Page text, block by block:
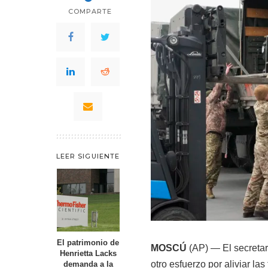
COMPARTE
LEER SIGUIENTE
El patrimonio de
Henrietta Lacks
demanda a la
MOSCÚ (AP) — El
otro esfuerzo por aliviar